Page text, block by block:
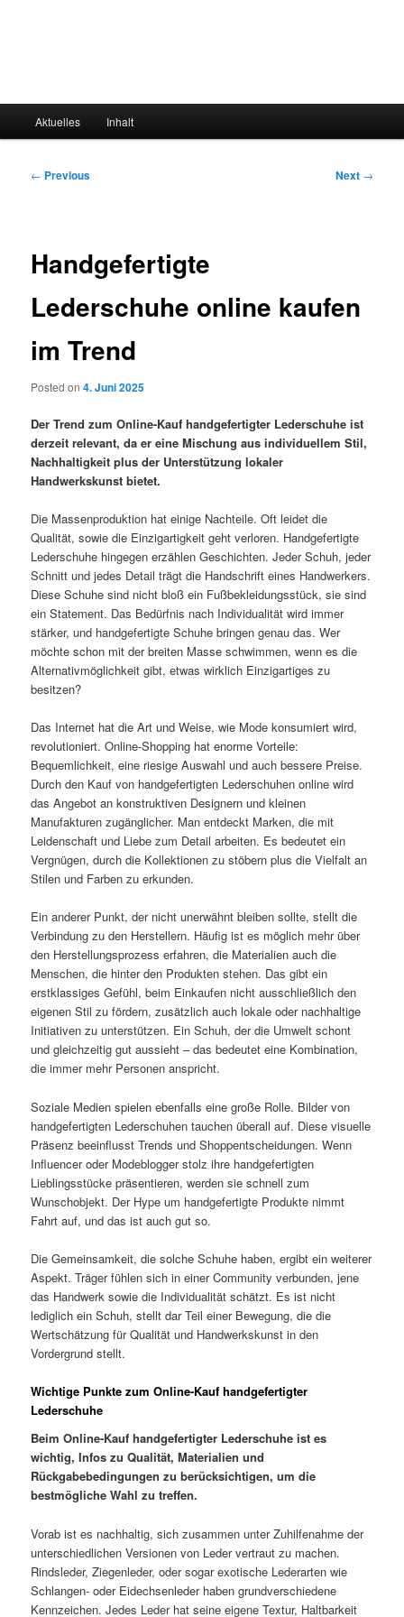
Aktuelles Inhalt
Post
← Previous Next →
Handgefertigte
Lederschuhe online kaufen
im Trend
Posted on4. Juni 2025
Der Trend zum Online-Kauf handgefertigter Lederschuhe ist
derzeit relevant, da er eine Mischung aus individuellem Stil,
Nachhaltigkeit plus der Unterstützung lokaler
Handwerkskunst bietet.
Die Massenproduktion hat einige Nachteile. Oft leidet die
Qualität, sowie die Einzigartigkeit geht verloren. Handgefertigte
Lederschuhe hingegen erzählen Geschichten. Jeder Schuh, jeder
Schnitt und jedes Detail trägt die Handschrift eines Handwerkers.
Diese Schuhe sind nicht bloß ein Fußbekleidungsstück, sie sind
ein Statement. Das Bedürfnis nach Individualität wird immer
stärker, und handgefertigte Schuhe bringen genau das. Wer
möchte schon mit der breiten Masse schwimmen, wenn es die
Alternativmöglichkeit gibt, etwas wirklich Einzigartiges zu
besitzen?
Das Internet hat die Art und Weise, wie Mode konsumiert wird,
revolutioniert. Online-Shopping hat enorme Vorteile:
Bequemlichkeit, eine riesige Auswahl und auch bessere Preise.
Durch den Kauf von handgefertigten Lederschuhen online wird
das Angebot an konstruktiven Designern und kleinen
Manufakturen zugänglicher. Man entdeckt Marken, die mit
Leidenschaft und Liebe zum Detail arbeiten. Es bedeutet ein
Vergnügen, durch die Kollektionen zu stöbern plus die Vielfalt an
Stilen und Farben zu erkunden.
Ein anderer Punkt, der nicht unerwähnt bleiben sollte, stellt die
Verbindung zu den Herstellern. Häufig ist es möglich mehr über
den Herstellungsprozess erfahren, die Materialien auch die
Menschen, die hinter den Produkten stehen. Das gibt ein
erstklassiges Gefühl, beim Einkaufen nicht ausschließlich den
eigenen Stil zu fördern, zusätzlich auch lokale oder nachhaltige
Initiativen zu unterstützen. Ein Schuh, der die Umwelt schont
und gleichzeitig gut aussieht – das bedeutet eine Kombination,
die immer mehr Personen anspricht.
Soziale Medien spielen ebenfalls eine große Rolle. Bilder von
handgefertigten Lederschuhen tauchen überall auf. Diese visuelle
Präsenz beeinflusst Trends und Shoppentscheidungen. Wenn
Influencer oder Modeblogger stolz ihre handgefertigten
Lieblingsstücke präsentieren, werden sie schnell zum
Wunschobjekt. Der Hype um handgefertigte Produkte nimmt
Fahrt auf, und das ist auch gut so.
Die Gemeinsamkeit, die solche Schuhe haben, ergibt ein weiterer
Aspekt. Träger fühlen sich in einer Community verbunden, jene
das Handwerk sowie die Individualität schätzt. Es ist nicht
lediglich ein Schuh, stellt dar Teil einer Bewegung, die die
Wertschätzung für Qualität und Handwerkskunst in den
Vordergrund stellt.
Wichtige Punkte zum Online-Kauf handgefertigter
Lederschuhe
Beim Online-Kauf handgefertigter Lederschuhe ist es
wichtig, Infos zu Qualität, Materialien und
Rückgabebedingungen zu berücksichtigen, um die
bestmögliche Wahl zu treffen.
Vorab ist es nachhaltig, sich zusammen unter Zuhilfenahme der
unterschiedlichen Versionen von Leder vertraut zu machen.
Rindsleder, Ziegenleder, oder sogar exotische Lederarten wie
Schlangen- oder Eidechsenleder haben grundverschiedene
Kennzeichen. Jedes Leder hat seine eigene Textur, Haltbarkeit